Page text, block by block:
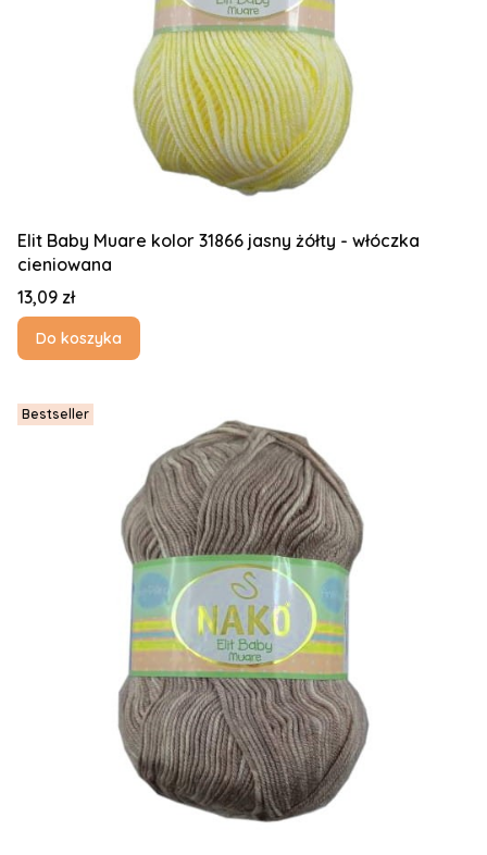
Elit Baby Muare kolor 31866 jasny żółty - włóczka
cieniowana
Cena
13,09 zł
Do koszyka
Bestseller